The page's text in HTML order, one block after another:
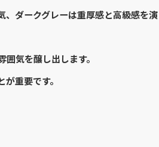
、ダークグレーは重厚感と高級感を演
気を醸し出します。
重要です。